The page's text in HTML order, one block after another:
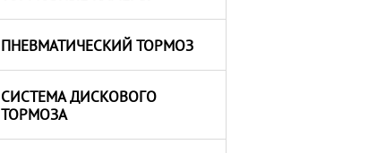
ПНЕВМАТИЧЕСКИЙ ТОРМОЗ
СИСТЕМА ДИСКОВОГО
ТОРМОЗА